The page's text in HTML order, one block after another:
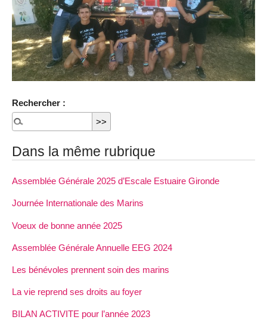
Rechercher :
Dans la même rubrique
Assemblée Générale 2025 d’Escale Estuaire Gironde
Journée Internationale des Marins
Voeux de bonne année 2025
Assemblée Générale Annuelle EEG 2024
Les bénévoles prennent soin des marins
La vie reprend ses droits au foyer
BILAN ACTIVITE pour l’année 2023